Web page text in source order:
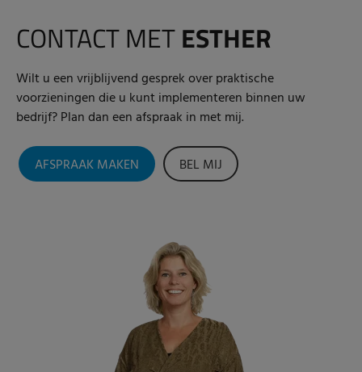
CONTACT METESTHER
Wilt u een vrijblijvend gesprek over praktische
voorzieningen die u kunt implementeren binnen uw
bedrijf? Plan dan een afspraak in met mij.
AFSPRAAK MAKEN BEL MIJ